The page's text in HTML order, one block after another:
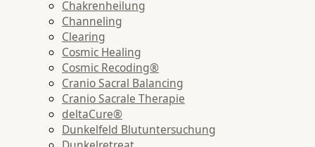
Chakrenheilung
Channeling
Clearing
Cosmic Healing
Cosmic Recoding®
Cranio Sacral Balancing
Cranio Sacrale Therapie
deltaCure®
Dunkelfeld Blutuntersuchung